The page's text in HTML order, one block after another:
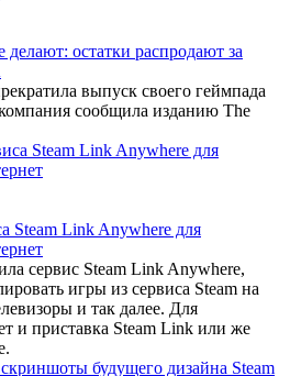
остатки распродают за
выпуск своего геймпада
сообщила изданию The
Steam Link Anywhere для
сервис Steam Link Anywhere,
игры из сервиса Steam на
и так далее. Для
и приставка Steam Link или же